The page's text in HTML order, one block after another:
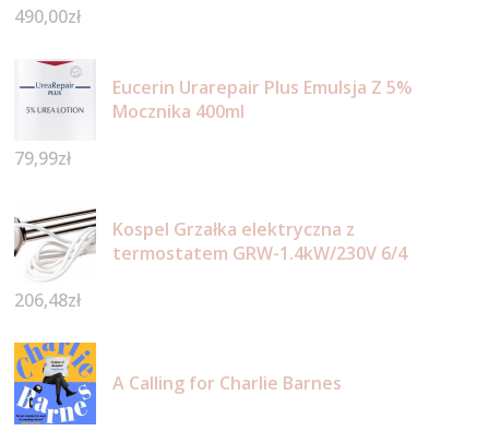
490,00zł
Eucerin Urarepair Plus Emulsja Z 5%
Mocznika 400ml
79,99zł
Kospel Grzałka elektryczna z
termostatem GRW-1.4kW/230V 6/4
206,48zł
A Calling for Charlie Barnes